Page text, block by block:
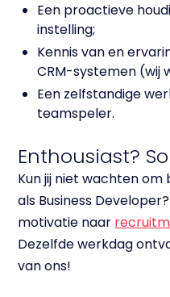
Een proactieve
instelling;
Kennis van en
CRM-systemen (wij
Een zelfstandige
teamspeler.
Enthousiast?
Kun jij niet wachten om
als Business
motivatie naar
Dezelfde werkdag
van ons!